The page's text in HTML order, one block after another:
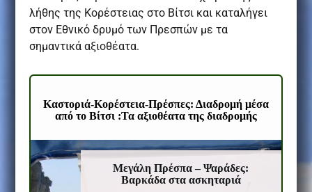
λήθης της Κορέστειας στο Βίτσι και καταλήγει
στον Εθνικό δρυμό των Πρεσπών με τα
σημαντικά αξιοθέατα.
Καστοριά-Κορέστεια-Πρέσπες: Διαδρομή μέσα
από το Βίτσι :Τα αξιοθέατα της διαδρομής
Μεγάλη Πρέσπα – Ψαράδες:
Βαρκάδα στα ασκηταριά